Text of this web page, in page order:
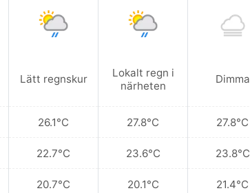
Lätt regnskur
26.1°C
22.7°C
20.7°C
Lokalt regn i
närheten
27.8°C
23.6°C
20.1°C
Dimma
27.8°C
23.8°C
21.4°C